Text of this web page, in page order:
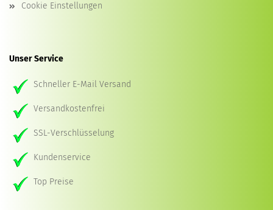
Cookie Einstellungen
Unser Service
Schneller E-Mail Versand
Versandkostenfrei
SSL-Verschlüsselung
Kundenservice
Top Preise